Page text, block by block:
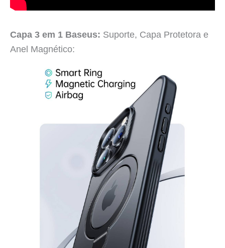
Capa 3 em 1 Baseus: Suporte, Capa Protetora e
Anel Magnético: